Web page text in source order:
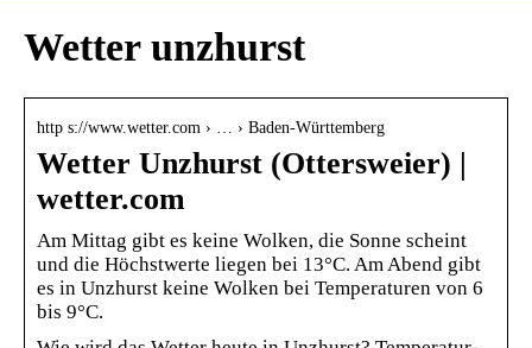
Wetter unzhurst
http s://www.wetter.com › … › Baden-Württemberg
Wetter Unzhurst (Ottersweier) |
wetter.com
Am Mittag gibt es keine Wolken, die Sonne scheint
und die Höchstwerte liegen bei 13°C. Am Abend gibt
es in Unzhurst keine Wolken bei Temperaturen von 6
bis 9°C.